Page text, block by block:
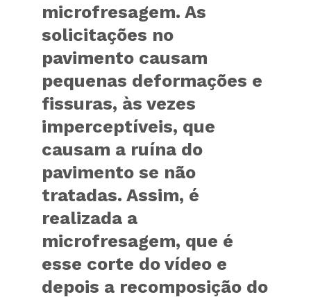
microfresagem. As
solicitações no
pavimento causam
pequenas deformações e
fissuras, às vezes
imperceptíveis, que
causam a ruína do
pavimento se não
tratadas. Assim, é
realizada a
microfresagem, que é
esse corte do vídeo e
depois a recomposição do